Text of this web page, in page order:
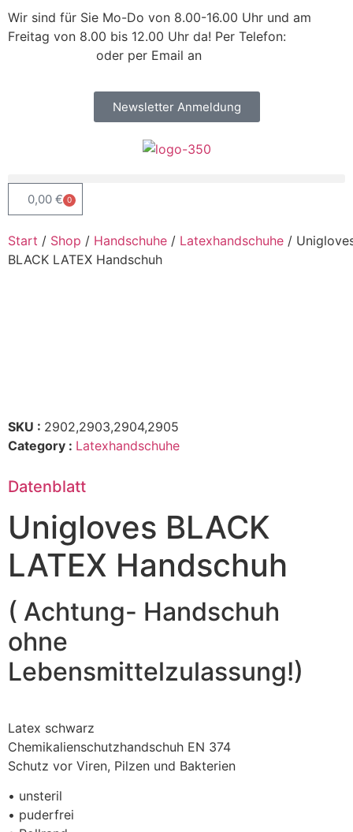
Wir sind für Sie Mo-Do von 8.00-16.00 Uhr und am
Freitag von 8.00 bis 12.00 Uhr da! Per Telefon:
oder per Email an
Newsletter Anmeldung
0,00 € 0
Start / Shop / Handschuhe / Latexhandschuhe /
BLACK LATEX Handschuh
SKU : 2902,2903,2904,2905
Category : Latexhandschuhe
Datenblatt
Unigloves BLACK
LATEX Handschuh
( Achtung- Handschuh
ohne
Lebensmittelzulassung!)
Latex schwarz
Chemikalienschutzhandschuh EN 374
Schutz vor Viren, Pilzen und Bakterien
• unsteril
• puderfrei